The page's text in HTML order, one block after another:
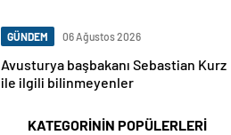
GÜNDEM 06 Ağustos 2026
Avusturya başbakanı Sebastian Kurz
ile ilgili bilinmeyenler
KATEGORİNİN POPÜLERLERİ